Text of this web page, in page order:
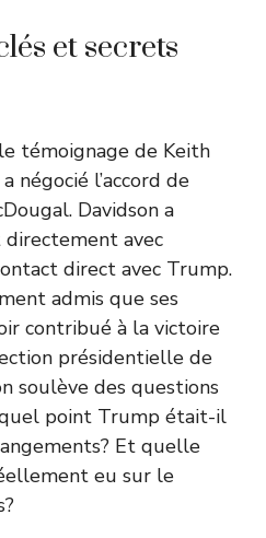
et secrets
témoignage de Keith
négocié l’accord de
Davidson a
avec
direct avec Trump.
admis que ses
contribué à la victoire
présidentielle de
soulève des questions
point Trump était-il
Et quelle
eu sur le